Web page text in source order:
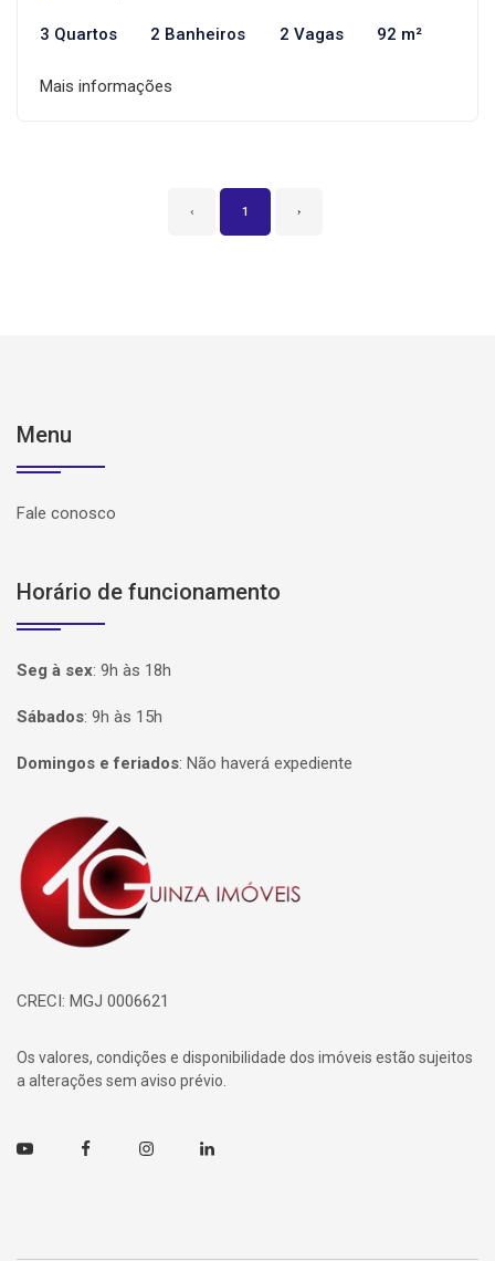
3 Quartos 2 Banheiros 2 Vagas 92 m²
Mais informações
‹ 1 ›
Menu
Fale conosco
Horário de funcionamento
Seg à sex: 9h às 18h
Sábados: 9h às 15h
Domingos e feriados: Não haverá expediente
Página inicial
CRECI: MGJ 0006621
Os valores, condições e disponibilidade dos imóveis estão sujeitos
a alterações sem aviso prévio.
Youtube FacebookInstagramLinkedin